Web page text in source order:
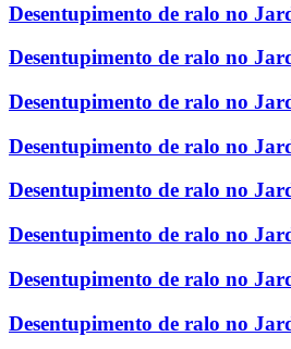
Desentupimento de ralo no
Desentupimento de ralo no
Desentupimento de ralo no
Desentupimento de ralo no
Desentupimento de ralo no
Desentupimento de ralo no
Desentupimento de ralo no
Desentupimento de ralo no